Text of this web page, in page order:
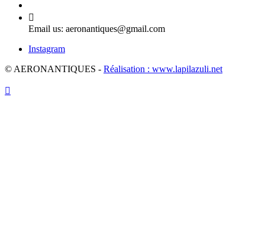

Email us: aeronantiques@gmail.com
Instagram
© AERONANTIQUES - Réalisation : www.lapilazuli.net
